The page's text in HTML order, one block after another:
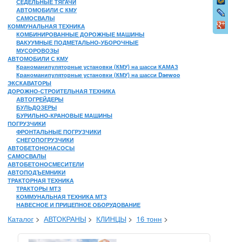
АВТОМОБИЛИ С КМУ
САМОСВАЛЫ
КОММУНАЛЬНАЯ ТЕХНИКА
КОМБИНИРОВАННЫЕ ДОРОЖНЫЕ МАШИНЫ
ВАКУУМНЫЕ ПОДМЕТАЛЬНО-УБОРОЧНЫЕ
МУСОРОВОЗЫ
АВТОМОБИЛИ С КМУ
Краноманипуляторные установки (КМУ) на шасси КАМАЗ
Краноманипуляторные установки (КМУ) на шасси Daewoo
ЭКСКАВАТОРЫ
ДОРОЖНО-СТРОИТЕЛЬНАЯ ТЕХНИКА
АВТОГРЕЙДЕРЫ
БУЛЬДОЗЕРЫ
БУРИЛЬНО-КРАНОВЫЕ МАШИНЫ
ПОГРУЗЧИКИ
ФРОНТАЛЬНЫЕ ПОГРУЗЧИКИ
СНЕГОПОГРУЗЧИКИ
АВТОБЕТОНОНАСОСЫ
САМОСВАЛЫ
АВТОБЕТОНОСМЕСИТЕЛИ
АВТОПОДЪЕМНИКИ
ТРАКТОРНАЯ ТЕХНИКА
ТРАКТОРЫ МТЗ
КОММУНАЛЬНАЯ ТЕХНИКА МТЗ
НАВЕСНОЕ И ПРИЦЕПНОЕ ОБОРУДОВАНИЕ
Каталог > АВТОКРАНЫ > КЛИНЦЫ > 16 тонн >